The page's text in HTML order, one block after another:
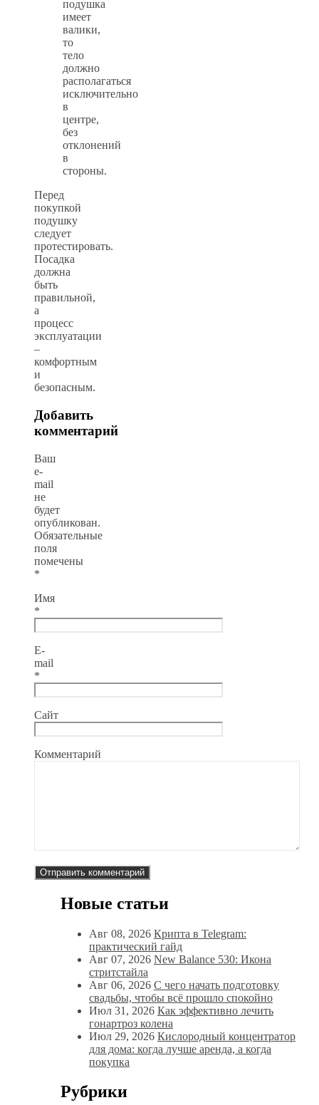
подушка
имеет
валики,
то
тело
должно
располагаться
исключительно
в
центре,
без
отклонений
в
стороны.
Перед
покупкой
подушку
следует
протестировать.
Посадка
должна
быть
правильной,
а
процесс
эксплуатации
–
комфортным
и
безопасным.
Добавить
комментарий
Ваш
e-
mail
не
будет
опубликован.
Обязательные
поля
помечены
*
Имя
*
E-
mail
*
Сайт
Комментарий
Новые статьи
Авг 08, 2026 Крипта в Telegram:
практический гайд
Авг 07, 2026 New Balance 530: Икона
стритстайла
Авг 06, 2026 С чего начать подготовку
свадьбы, чтобы всё прошло спокойно
Июл 31, 2026 Как эффективно лечить
гонартроз колена
Июл 29, 2026 Кислородный концентратор
для дома: когда лучше аренда, а когда
покупка
Рубрики